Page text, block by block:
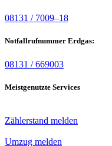
08131 / 7009–18
Notfallrufnummer Erdgas:
08131 / 669003
Meistgenutzte Services
Zählerstand melden
Umzug melden